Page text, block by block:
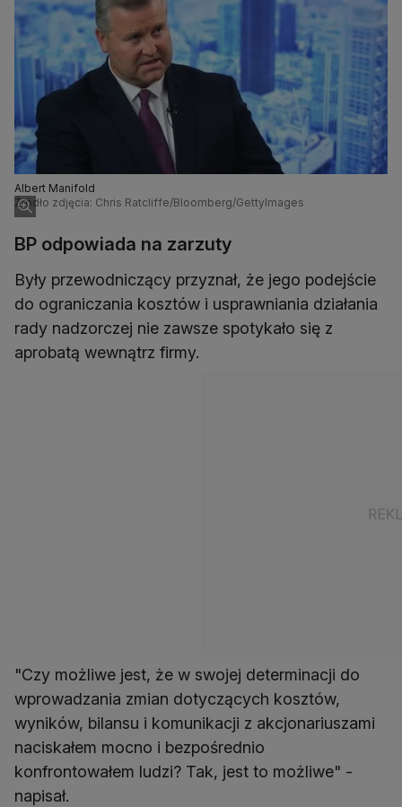
Albert Manifold
Źródło zdjęcia: Chris Ratcliffe/Bloomberg/GettyImages
BP odpowiada na zarzuty
Były przewodniczący przyznał, że jego podejście
do ograniczania kosztów i usprawniania działania
rady nadzorczej nie zawsze spotykało się z
aprobatą wewnątrz firmy.
"Czy możliwe jest, że w swojej determinacji do
wprowadzania zmian dotyczących kosztów,
wyników, bilansu i komunikacji z akcjonariuszami
naciskałem mocno i bezpośrednio
konfrontowałem ludzi? Tak, jest to możliwe" -
napisał.